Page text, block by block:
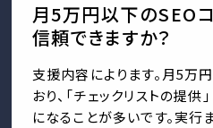
月5万円以下のSEO
信頼できますか？
支援内容によります。月5万
おり、「チェックリストの提
になることが多いです。実